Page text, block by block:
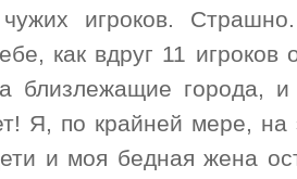
игроков.
как вдруг 11 игроков
близлежащие города, и
Я, по крайней мере,
и моя бедная жена